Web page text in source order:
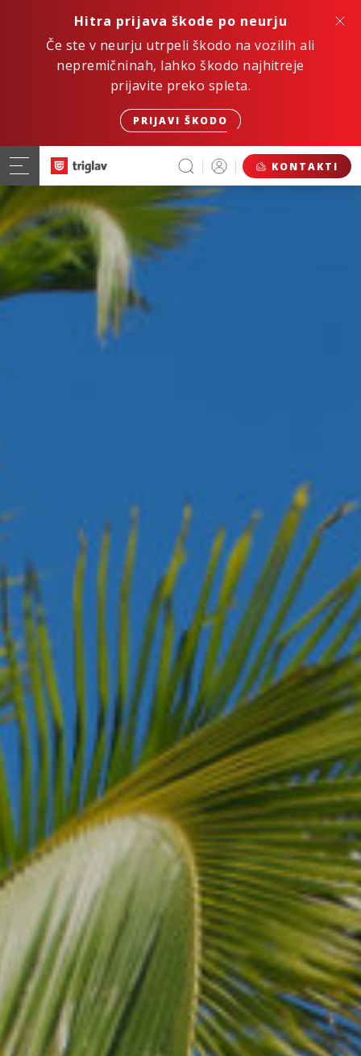
Hitra prijava škode po neurju
Če ste v neurju utrpeli škodo na vozilih ali
nepremičninah, lahko škodo najhitreje
prijavite preko spleta.
PRIJAVI ŠKODO
KONTAKTI